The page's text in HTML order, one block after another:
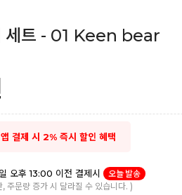
세트 - 01 Keen bear
앱 결제 시 2% 즉시 할인 혜택
오후 13:00 이전 결제시
오늘 발송
, 주문량 증가 시 달라질 수 있습니다. )